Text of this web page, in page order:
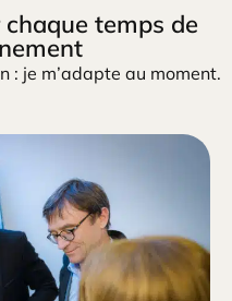
temps de
: je m’adapte au moment.